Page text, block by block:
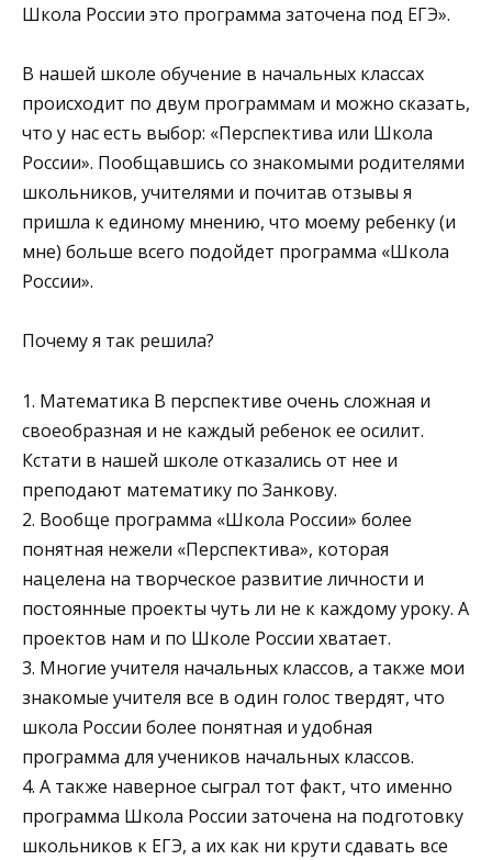
Школа России это программа заточена под ЕГЭ».
В нашей школе обучение в начальных классах
происходит по двум программам и можно сказать,
что у нас есть выбор: «Перспектива или Школа
России». Пообщавшись со знакомыми родителями
школьников, учителями и почитав отзывы я
пришла к единому мнению, что моему ребенку (и
мне) больше всего подойдет программа «Школа
России».
Почему я так решила?
1. Математика В перспективе очень сложная и
своеобразная и не каждый ребенок ее осилит.
Кстати в нашей школе отказались от нее и
преподают математику по Занкову.
2. Вообще программа «Школа России» более
понятная нежели «Перспектива», которая
нацелена на творческое развитие личности и
постоянные проекты чуть ли не к каждому уроку. А
проектов нам и по Школе России хватает.
3. Многие учителя начальных классов, а также мои
знакомые учителя все в один голос твердят, что
школа России более понятная и удобная
программа для учеников начальных классов.
4. А также наверное сыграл тот факт, что именно
программа Школа России заточена на подготовку
школьников к ЕГЭ, а их как ни крути сдавать все